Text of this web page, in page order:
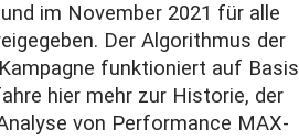
im November 2021 für alle
Der Algorithmus der
funktioniert auf
hier mehr zur Historie, der
von Performance MAX-